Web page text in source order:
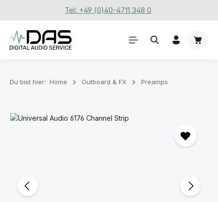
Zum Hauptinhalt springenTel: +49 (0)40-4711 348 0
Du bist hier: Home Outboard & FX Preamps
Bildergalerie überspringen